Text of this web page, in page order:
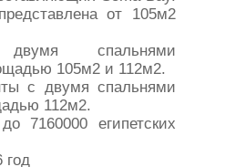
спальнями
105м2 и 112м2.
с двумя спальнями
112м2.
7160000 египетских